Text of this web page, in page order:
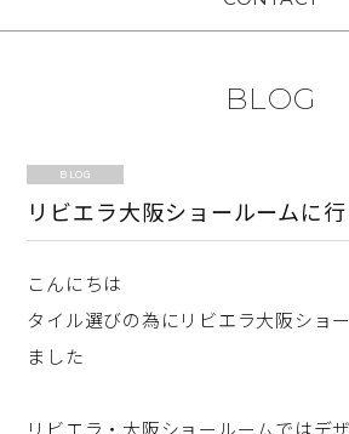
BLOG
BLOG
リビエラ大阪ショールームに
こんにちは
タイル選びの為にリビエラ大阪ショ
ました
リビエラ・大阪ショールームではデ